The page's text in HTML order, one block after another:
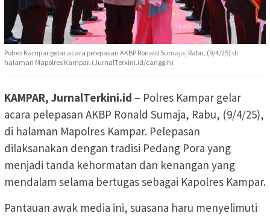
Polres Kampar gelar acara pelepasan AKBP Ronald Sumaja, Rabu, (9/4/25) di
halaman Mapolres Kampar. (JurnalTerkini.id/canggih)
KAMPAR, JurnalTerkini.id – Polres Kampar gelar
acara pelepasan AKBP Ronald Sumaja, Rabu, (9/4/25),
di halaman Mapolres Kampar. Pelepasan
dilaksanakan dengan tradisi Pedang Pora yang
menjadi tanda kehormatan dan kenangan yang
mendalam selama bertugas sebagai Kapolres Kampar.
Pantauan awak media ini, suasana haru menyelimuti